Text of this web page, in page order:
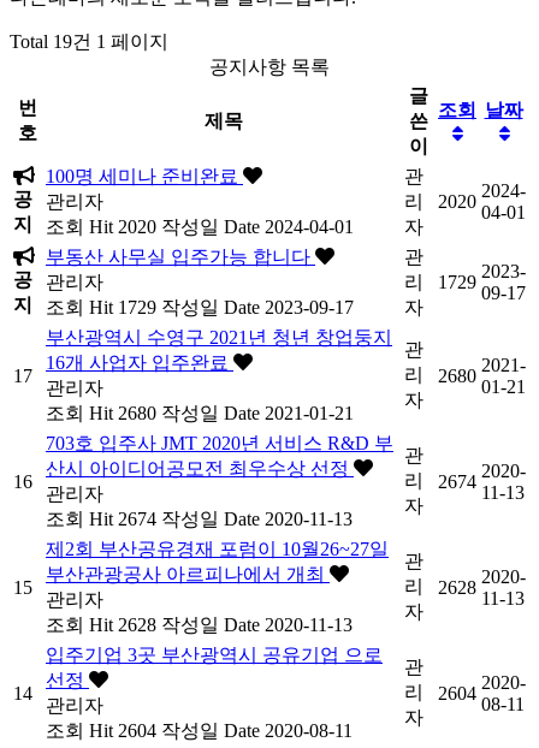
Total 19건 1 페이지
공지사항 목록
번
호
제목
글
쓴
이
조회 날짜
공
지
100명 세미나 준비완료
관리자
조회 Hit 2020 작성일 Date 2024-04-01
관
리
자
2020
2024-
04-01
공
지
부동산 사무실 입주가능 합니다
관리자
조회 Hit 1729 작성일 Date 2023-09-17
관
리
자
1729
2023-
09-17
17
부산광역시 수영구 2021년 청년 창업둥지
16개 사업자 입주완료
관리자
조회 Hit 2680 작성일 Date 2021-01-21
관
리
자
2680
2021-
01-21
16
703호 입주사 JMT 2020년 서비스 R&D 부
산시 아이디어공모전 최우수상 선정
관리자
조회 Hit 2674 작성일 Date 2020-11-13
관
리
자
2674
2020-
11-13
15
제2회 부산공유경재 포럼이 10월26~27일
부산관광공사 아르피나에서 개최
관리자
조회 Hit 2628 작성일 Date 2020-11-13
관
리
자
2628
2020-
11-13
14
입주기업 3곳 부산광역시 공유기업 으로
선정
관리자
조회 Hit 2604 작성일 Date 2020-08-11
관
리
자
2604
2020-
08-11